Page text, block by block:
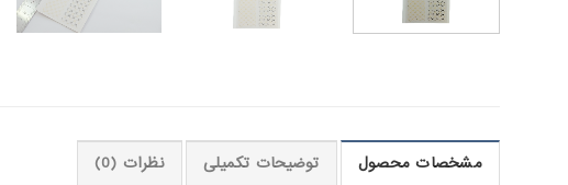
مشخصات محصول توضیحات تکمیلی نظرات (0)